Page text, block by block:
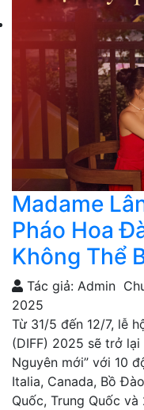
Madame
Pháo Hoa
Không Thể
Tác giả: Admin
2025
Từ 31/5 đến 12/7, lễ
(DIFF) 2025 sẽ trở
Nguyên mới” với 10
Italia, Canada, Bồ
Quốc, Trung Quốc